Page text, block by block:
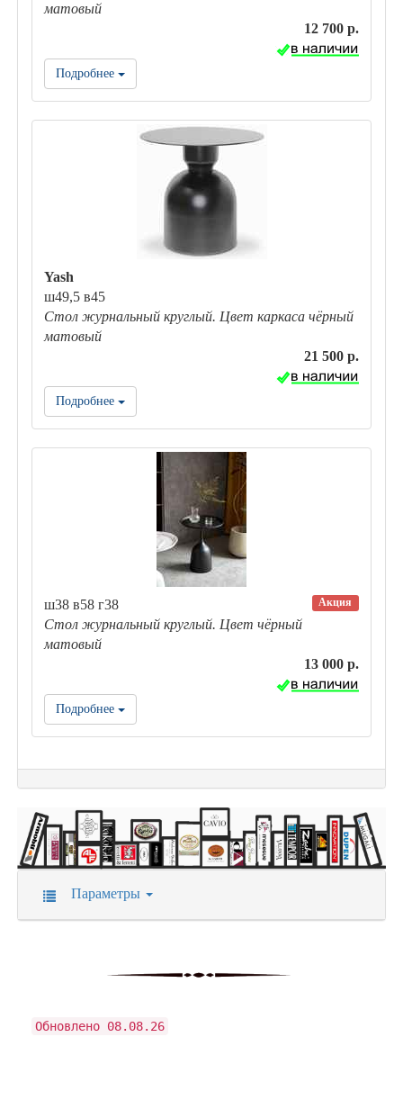
матовый
12 700 р.
Подробнее
Yash
ш49,5 в45
Стол журнальный круглый. Цвет каркаса чёрный
матовый
21 500 р.
Подробнее
Акция
ш38 в58 г38
Стол журнальный круглый. Цвет чёрный
матовый
13 000 р.
Подробнее
Параметры
Обновлено 08.08.26